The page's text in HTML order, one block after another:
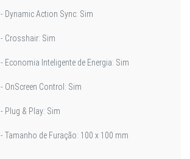
- Dynamic Action Sync: Sim
- Crosshair: Sim
- Economia Inteligente de Energia: Sim
- OnScreen Control: Sim
- Plug & Play: Sim
- Tamanho de Furação: 100 x 100 mm